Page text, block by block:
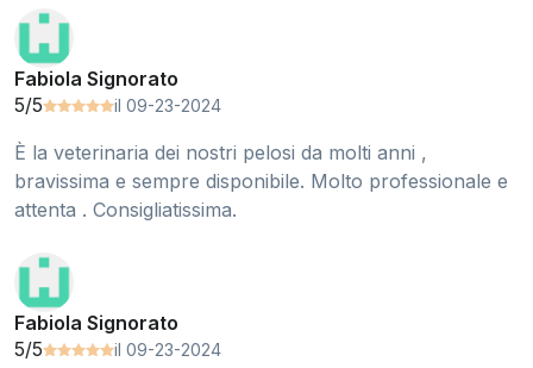
Fabiola Signorato
5/5
il 09-23-2024
È la veterinaria dei nostri pelosi da molti anni ,
bravissima e sempre disponibile. Molto professionale e
attenta . Consigliatissima.
Fabiola Signorato
5/5
il 09-23-2024